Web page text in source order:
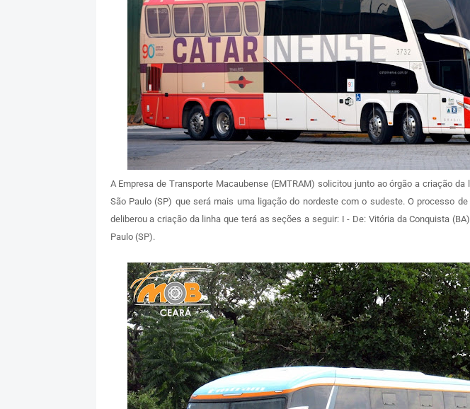
A Empresa de Transporte Macaubense (EMTRAM) solicitou junto ao órgão a criação da
São Paulo (SP) que será mais uma ligação do nordeste com o sudeste. O processo de
deliberou a criação da linha que terá as seções a seguir: I - De: Vitória da Conquista
Paulo (SP).